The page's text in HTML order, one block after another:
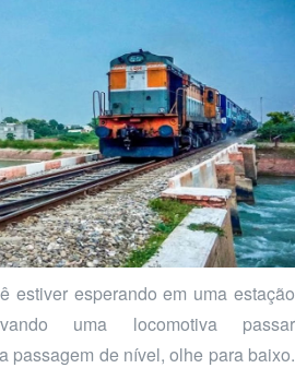
estiver esperando em uma estação
uma locomotiva passar
passagem de nível, olhe para baixo.